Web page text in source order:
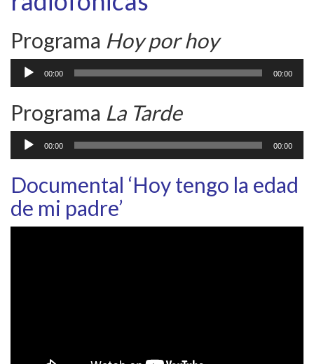
Programa Hoy por hoy
Reproductor
de
00:00 00:00
Programa La Tarde
Reproductor
de
00:00 00:00
Documental ‘Hoy tengo la edad
de mi padre’